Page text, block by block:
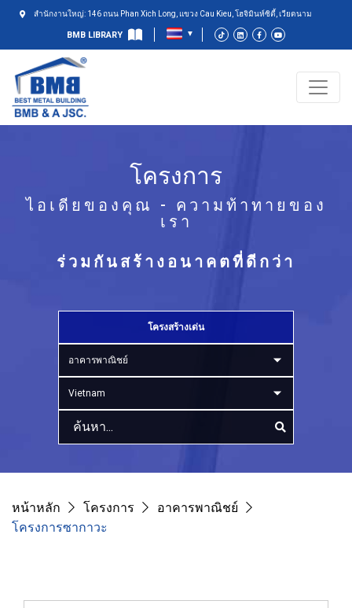
สำนักงานใหญ่: 146 ถนน Phan Xich Long, แขวง Cau Kieu, โฮจิมินห์ซิตี้, เวียดนาม
BMB LIBRARY
โครงการ
ไอเดียของคุณ - ความท้าทายของ
เรา
ร่วมกันสร้างอนาคตที่ดีกว่า
โครงสร้างเด่น
อาคารพาณิชย์
Vietnam
หน้าหลัก โครงการ
อาคารพาณิชย์
โครงการซากาวะ